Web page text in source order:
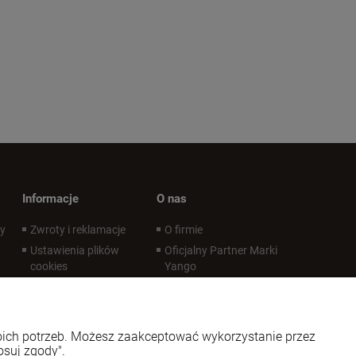
Informacje
Zwroty i reklamacje
Ustawienia plików
cookies
Regulaminy - certyfikat
O nas
O firmie
Oficjalny Partner Marki
Yango
potrzeb. Możesz zaakceptować wykorzystanie przez
zgody".